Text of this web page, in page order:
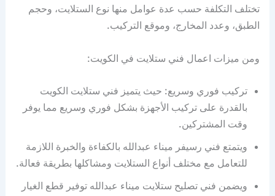
تختلف التكلفة حسب عدة عوامل منها نوع الستلايت، وحجم
الطبق، وعدد المخارج، وموقع التركيب.
ومن ميزات اعمال فني ستلايت في الكويت:
تركيب فوري وسريع: حيث يتميز فني ستلايت الكويت
بالقدرة على تركيب الأجهزة بشكل فوري وسريع مما يوفر
وقت المشتركين.
ويتمتع فني رسيفر ميناء عبدالله بالكفاءة والخبرة اللازمة
للتعامل مع مختلف أنواع الستلايت ومشاكلها بطريقة فعالة.
ويضمن فني تصليح ستلايت ميناء عبدالله توفير قطع الغيار